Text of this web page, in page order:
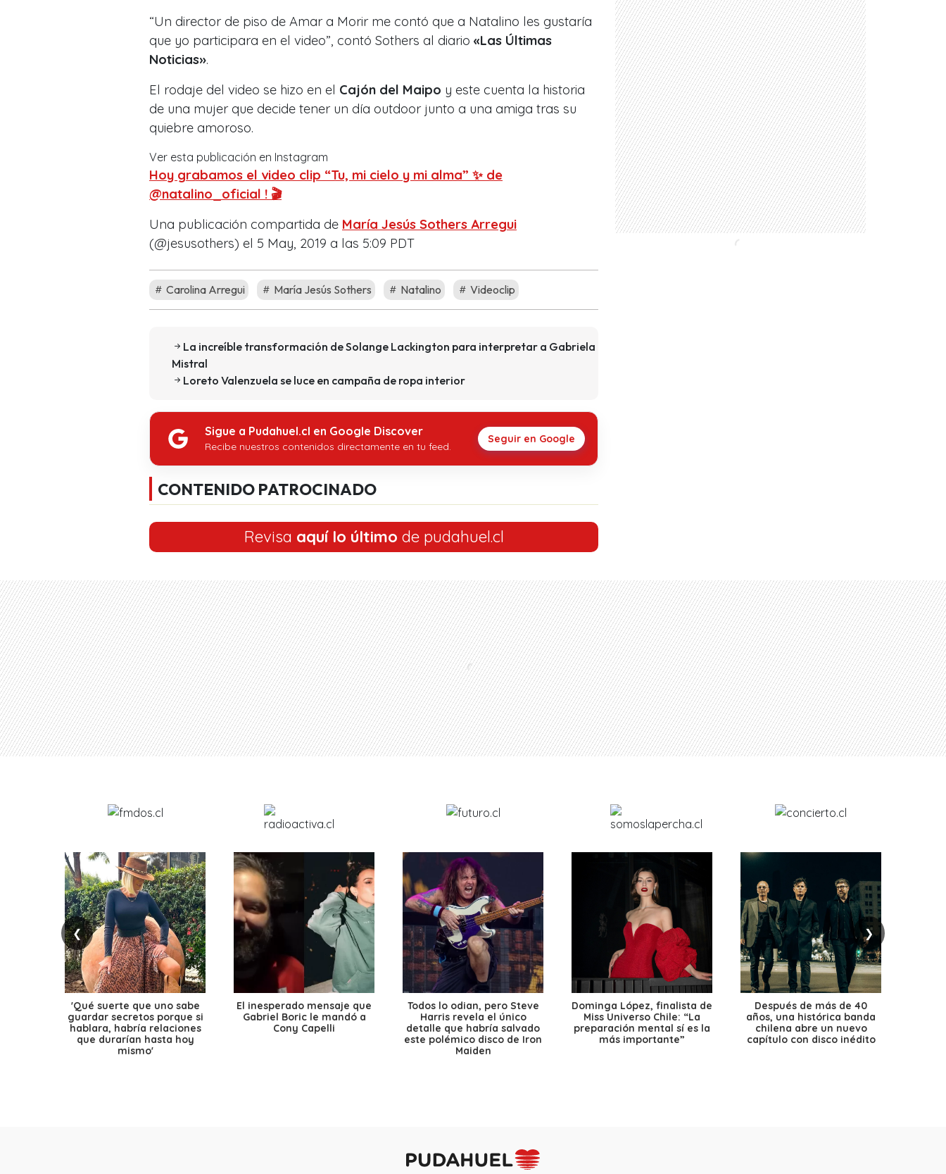
“Un director de piso de Amar a Morir me contó que a Natalino les gustaría
que yo participara en el video”, contó Sothers al diario «Las Últimas
Noticias».
El rodaje del video se hizo en el Cajón del Maipo y este cuenta la historia
de una mujer que decide tener un día outdoor junto a una amiga tras su
quiebre amoroso.
Ver esta publicación en Instagram
Hoy grabamos el video clip “Tu, mi cielo y mi alma” ✨ de
@natalino_oficial ! 🎬
Una publicación compartida de María Jesús Sothers Arregui
(@jesusothers) el 5 May, 2019 a las 5:09 PDT
Carolina Arregui María Jesús Sothers Natalino Videoclip
La increíble transformación de Solange Lackington para interpretar a Gabriela
Mistral
Loreto Valenzuela se luce en campaña de ropa interior
Sigue a Pudahuel.cl en Google Discover
Recibe nuestros contenidos directamente en tu feed.
Seguir en Google
CONTENIDO PATROCINADO
Revisa aquí lo último de pudahuel.cl
❮ ❯
'Qué suerte que uno sabe
guardar secretos porque si
hablara, habría relaciones
que durarían hasta hoy
mismo'
El inesperado mensaje que
Gabriel Boric le mandó a
Cony Capelli
Todos lo odian, pero Steve
Harris revela el único
detalle que habría salvado
este polémico disco de Iron
Maiden
Dominga López, finalista de
Miss Universo Chile: “La
preparación mental sí es la
más importante”
Después de más de 40
años, una histórica banda
chilena abre un nuevo
capítulo con disco inédito